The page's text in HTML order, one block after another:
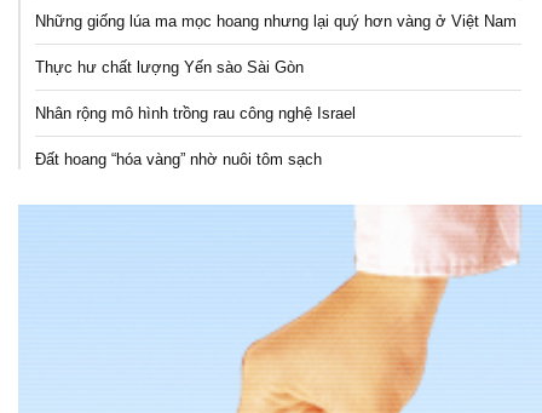
Những giống lúa ma mọc hoang nhưng lại quý hơn vàng ở Việt Nam
Thực hư chất lượng Yến sào Sài Gòn
Nhân rộng mô hình trồng rau công nghệ Israel
Đất hoang “hóa vàng” nhờ nuôi tôm sạch